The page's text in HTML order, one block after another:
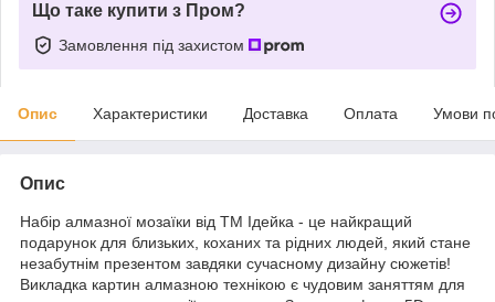
Що таке купити з Пром?
Замовлення під захистом
Опис Характеристики Доставка Оплата Умови
Опис
Набір алмазної мозаїки від ТМ Ідейка - це найкращий
подарунок для близьких, коханих та рідних людей, який стане
незабутнім презентом завдяки сучасному дизайну сюжетів!
Викладка картин алмазною технікою є чудовим заняттям для